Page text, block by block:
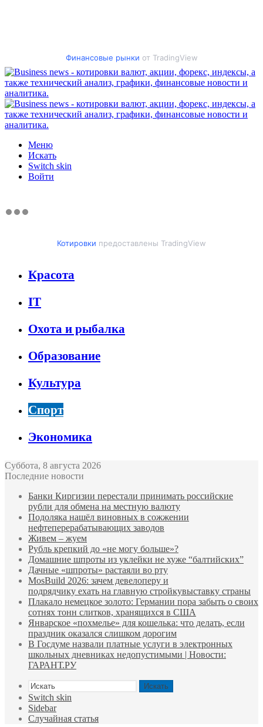
Финансовые рынки от TradingView
Меню
Искать
Switch skin
Войти
Котировки предоставлены TradingView
Красота
IT
Охота и рыбалка
Образование
Культура
Спорт
Экономика
Суббота, 8 августа 2026
Последние новости
Банки Киргизии перестали принимать российские
рубли для обмена на местную валюту
Подоляка нашёл виновных в сожжении
нефтеперерабатывающих заводов
Живем – жуем
Рубль крепкий до «не могу больше»?
Домашние шпроты из уклейки не хуже “балтийских”
Дачные «шпроты» растаяли во рту
MosBuild 2026: зачем девелоперу и
подрядчиĸу ехать на главную стройĸувыставĸу страны
Плакало немецкое золото: Германии пора забыть о своих
сотнях тонн слитков, хранящихся в США
Январское «похмелье» для кошелька: что делать, если
праздник оказался слишком дорогим
В Госдуме назвали платные услуги в электронных
школьных дневниках недопустимыми | Новости:
ГАРАНТ.РУ
Искать
Switch skin
Sidebar
Случайная статья